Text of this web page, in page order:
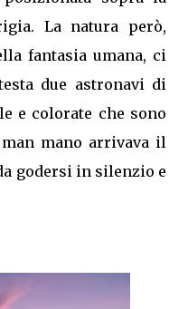
La natura però,
fantasia umana, ci
due astronavi di
e colorate che sono
mano arrivava il
godersi in silenzio e